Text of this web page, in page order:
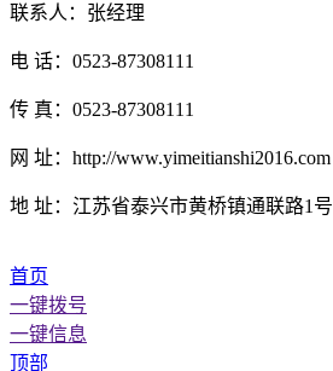
联系人：张经理
电 话：0523-87308111
传 真：0523-87308111
网 址：http://www.yimeitianshi2016.com
地 址：江苏省泰兴市黄桥镇通联路1号
首页
一键拨号
一键信息
顶部